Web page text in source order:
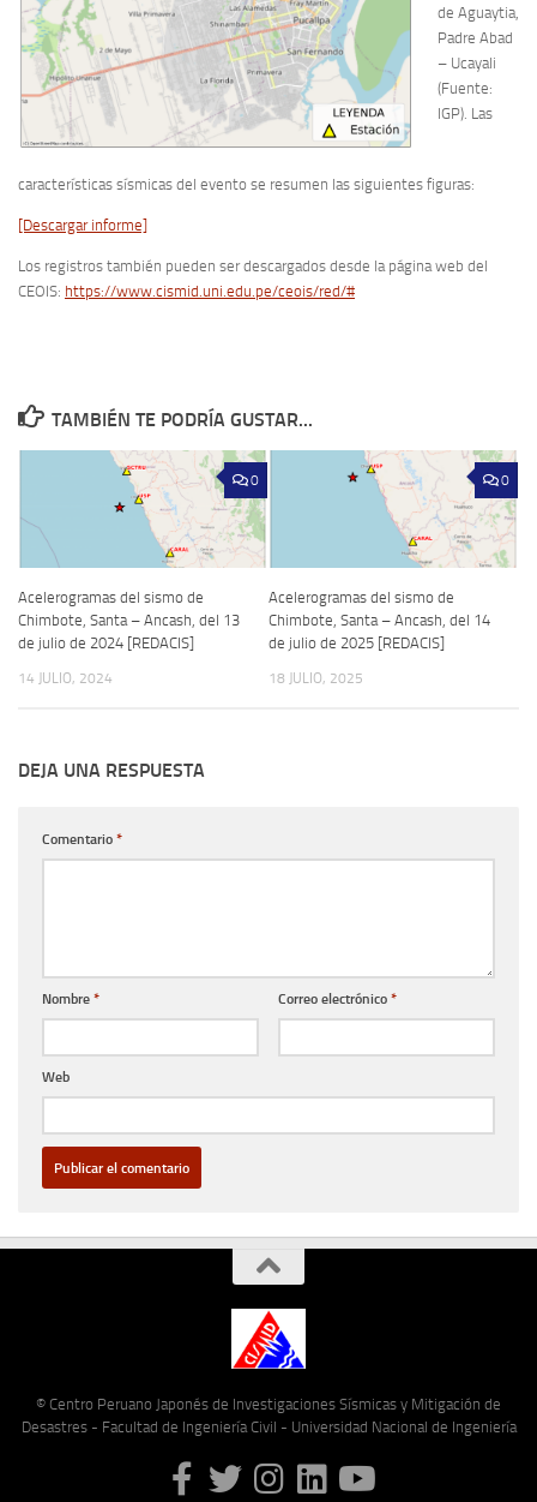
de Aguaytia,
Padre Abad
– Ucayali
(Fuente:
IGP). Las
características sísmicas del evento se resumen las siguientes figuras:
[Descargar informe]
Los registros también pueden ser descargados desde la página web del
CEOIS: https://www.cismid.uni.edu.pe/ceois/red/#
TAMBIÉN TE PODRÍA GUSTAR...
0
Acelerogramas del sismo de
Chimbote, Santa – Ancash, del 13
de julio de 2024 [REDACIS]
14 JULIO, 2024
0
Acelerogramas del sismo de
Chimbote, Santa – Ancash, del 14
de julio de 2025 [REDACIS]
18 JULIO, 2025
DEJA UNA RESPUESTA
Comentario *
Nombre * Correo electrónico *
Web
© Centro Peruano Japonés de Investigaciones Sísmicas y Mitigación de
Desastres - Facultad de Ingeniería Civil - Universidad Nacional de Ingeniería